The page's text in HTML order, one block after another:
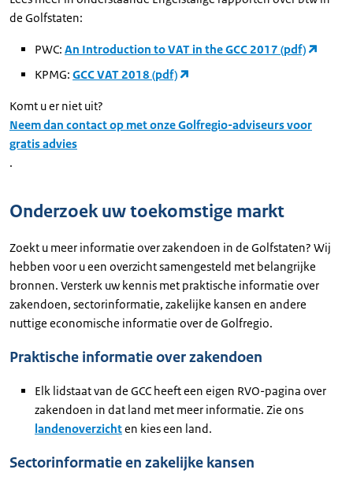
de Golfstaten:
PWC: An Introduction to VAT in the GCC 2017 (pdf)
KPMG: GCC VAT 2018 (pdf)
Komt u er niet uit?
Neem dan contact op met onze Golfregio-adviseurs voor
gratis advies
.
Onderzoek uw toekomstige markt
Zoekt u meer informatie over zakendoen in de Golfstaten? Wij
hebben voor u een overzicht samengesteld met belangrijke
bronnen. Versterk uw kennis met praktische informatie over
zakendoen, sectorinformatie, zakelijke kansen en andere
nuttige economische informatie over de Golfregio.
Praktische informatie over zakendoen
Elk lidstaat van de GCC heeft een eigen RVO-pagina over
zakendoen in dat land met meer informatie. Zie ons
landenoverzichten kies een land.
Sectorinformatie en zakelijke kansen